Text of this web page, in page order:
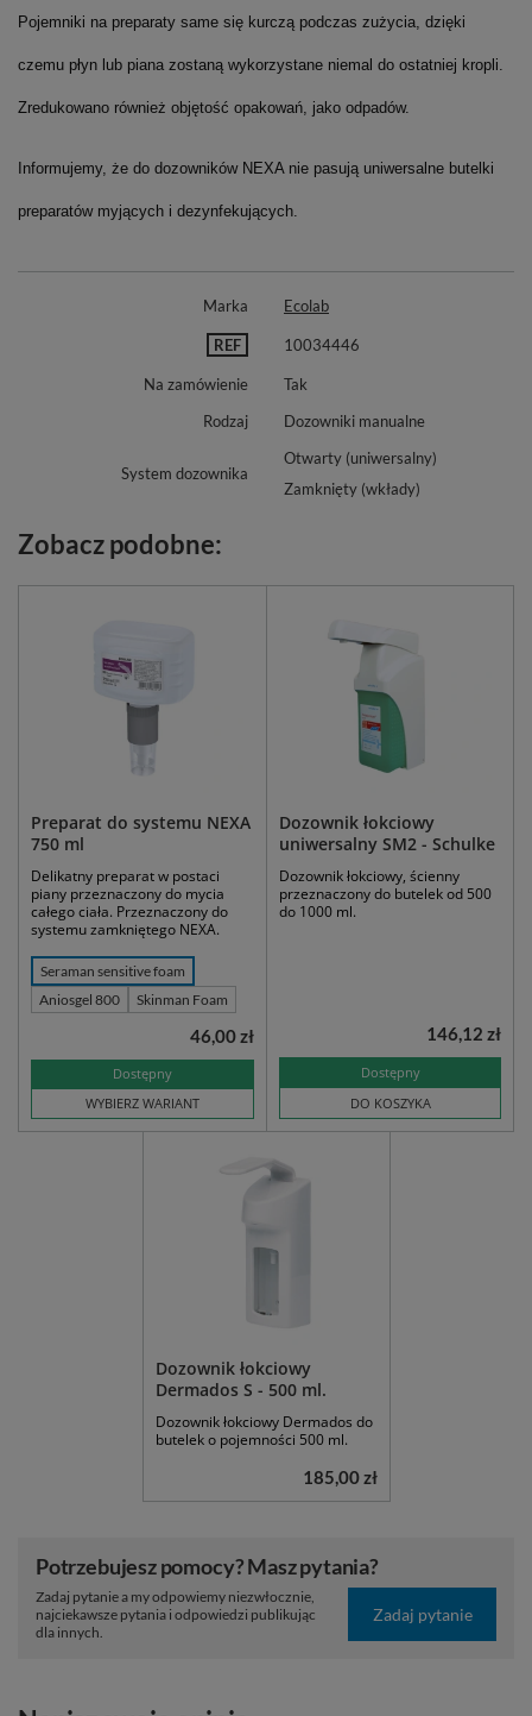
Pojemniki na preparaty same się kurczą podczas zużycia, dzięki
czemu płyn lub piana zostaną wykorzystane niemal do ostatniej kropli.
Zredukowano również objętość opakowań, jako odpadów.
Informujemy, że do dozowników NEXA nie pasują uniwersalne butelki
preparatów myjących i dezynfekujących.
Marka Ecolab
REF 10034446
Na zamówienie
Tak
Rodzaj
Dozowniki manualne
System dozownika
Otwarty (uniwersalny)
Zamknięty (wkłady)
Zobacz podobne:
Preparat do systemu NEXA
750 ml
Delikatny preparat w postaci
piany przeznaczony do mycia
całego ciała. Przeznaczony do
systemu zamkniętego NEXA.
Seraman sensitive foam
Aniosgel 800
Skinman Foam
Dostępny
WYBIERZ WARIANT
46,00 zł
Dozownik łokciowy
uniwersalny SM2 - Schulke
Dozownik łokciowy, ścienny
przeznaczony do butelek od 500
do 1000 ml.
Dostępny
DO KOSZYKA
146,12 zł
Dozownik łokciowy
Dermados S - 500 ml.
Dozownik łokciowy Dermados do
butelek o pojemności 500 ml.
185,00 zł
Potrzebujesz pomocy? Masz pytania?
Zadaj pytanie a my odpowiemy niezwłocznie,
najciekawsze pytania i odpowiedzi publikując
dla innych.
Zadaj pytanie